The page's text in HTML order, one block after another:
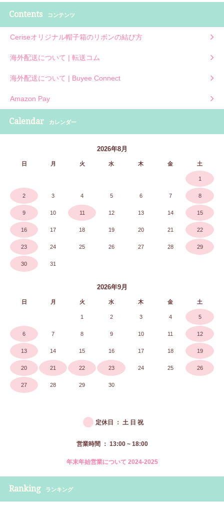
Contents コンテンツ
Ceriseオリジナル帽子箱のリボンの結び方
海外配送について | 転送コム
海外配送について | Buyee Connect
Amazon Pay
Calendar カレンダー
2026年8月
日 月 火 水 木 金 土
1
2 3 4 5 6 7 8
9 10 11 12 13 14 15
16 17 18 19 20 21 22
23 24 25 26 27 28 29
30 31
2026年9月
日 月 火 水 木 金 土
1 2 3 4 5
6 7 8 9 10 11 12
13 14 15 16 17 18 19
20 21 22 23 24 25 26
27 28 29 30
● 定休日 ： 土 日 祝
営業時間 ： 13:00 ~ 18:00
年末年始営業について 2024-2025
Ranking ランキング